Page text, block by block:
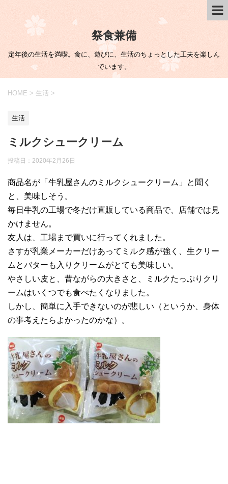
祭食兼備
定年後の生活を満喫。食に、遊びに、生活のちょっとした工夫を楽しん
でいます。
HOME > 生活 >
生活
ミルクシュークリーム
投稿日： 2020年2月26日
商品名が「牛乳屋さんのミルクシュークリーム」と聞く
と、美味しそう。
毎日牛乳の工場で冬だけ直販している商品で、店舗では見
かけません。
友人は、工場まで買いに行ってくれました。
さすが乳業メーカーだけあってミルク感が強く、生クリー
ムとバターも入りクリームがとても美味しい。
やさしい皮と、昔ながらの大きさと、ミルクたっぷりクリ
ームはいくつでも食べたくなりました。
しかし、簡単に入手できないのが悲しい（というか、身体
の事考えたらよかったのかな）。